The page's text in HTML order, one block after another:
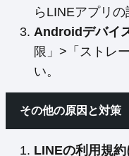
らLINEアプリの
Androidデバイ
限」>「ストレ
い。
その他の原因と対策
LINEの利用規約